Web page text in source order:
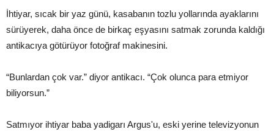
İhtiyar, sıcak bir yaz günü, kasabanın tozlu yollarında ayaklarını
sürüyerek, daha önce de birkaç eşyasını satmak zorunda kaldığı
antikacıya götürüyor fotoğraf makinesini.
“Bunlardan çok var.” diyor antikacı. “Çok olunca para etmiyor
biliyorsun.”
Satmıyor ihtiyar baba yadigarı Argus'u, eski yerine televizyonun